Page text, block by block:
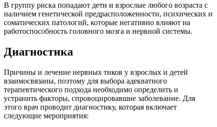
В группу риска попадают дети и взрослые любого возраста с
наличием генетической предрасположенности, психических и
соматических патологий, которые негативно влияют на
работоспособность головного мозга и нервной системы.
Диагностика
Причины и лечение нервных тиков у взрослых и детей
взаимосвязаны, поэтому для выбора адекватного
терапевтического подхода необходимо определить и
устранить факторы, спровоцировавшие заболевание. Для
этого врач проводит диагностику, которая включает
следующие мероприятия: